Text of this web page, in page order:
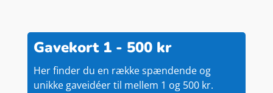
Gavekort 1 - 500 kr
Her finder du en række spændende og
unikke gaveidéer til mellem 1 og 500 kr.